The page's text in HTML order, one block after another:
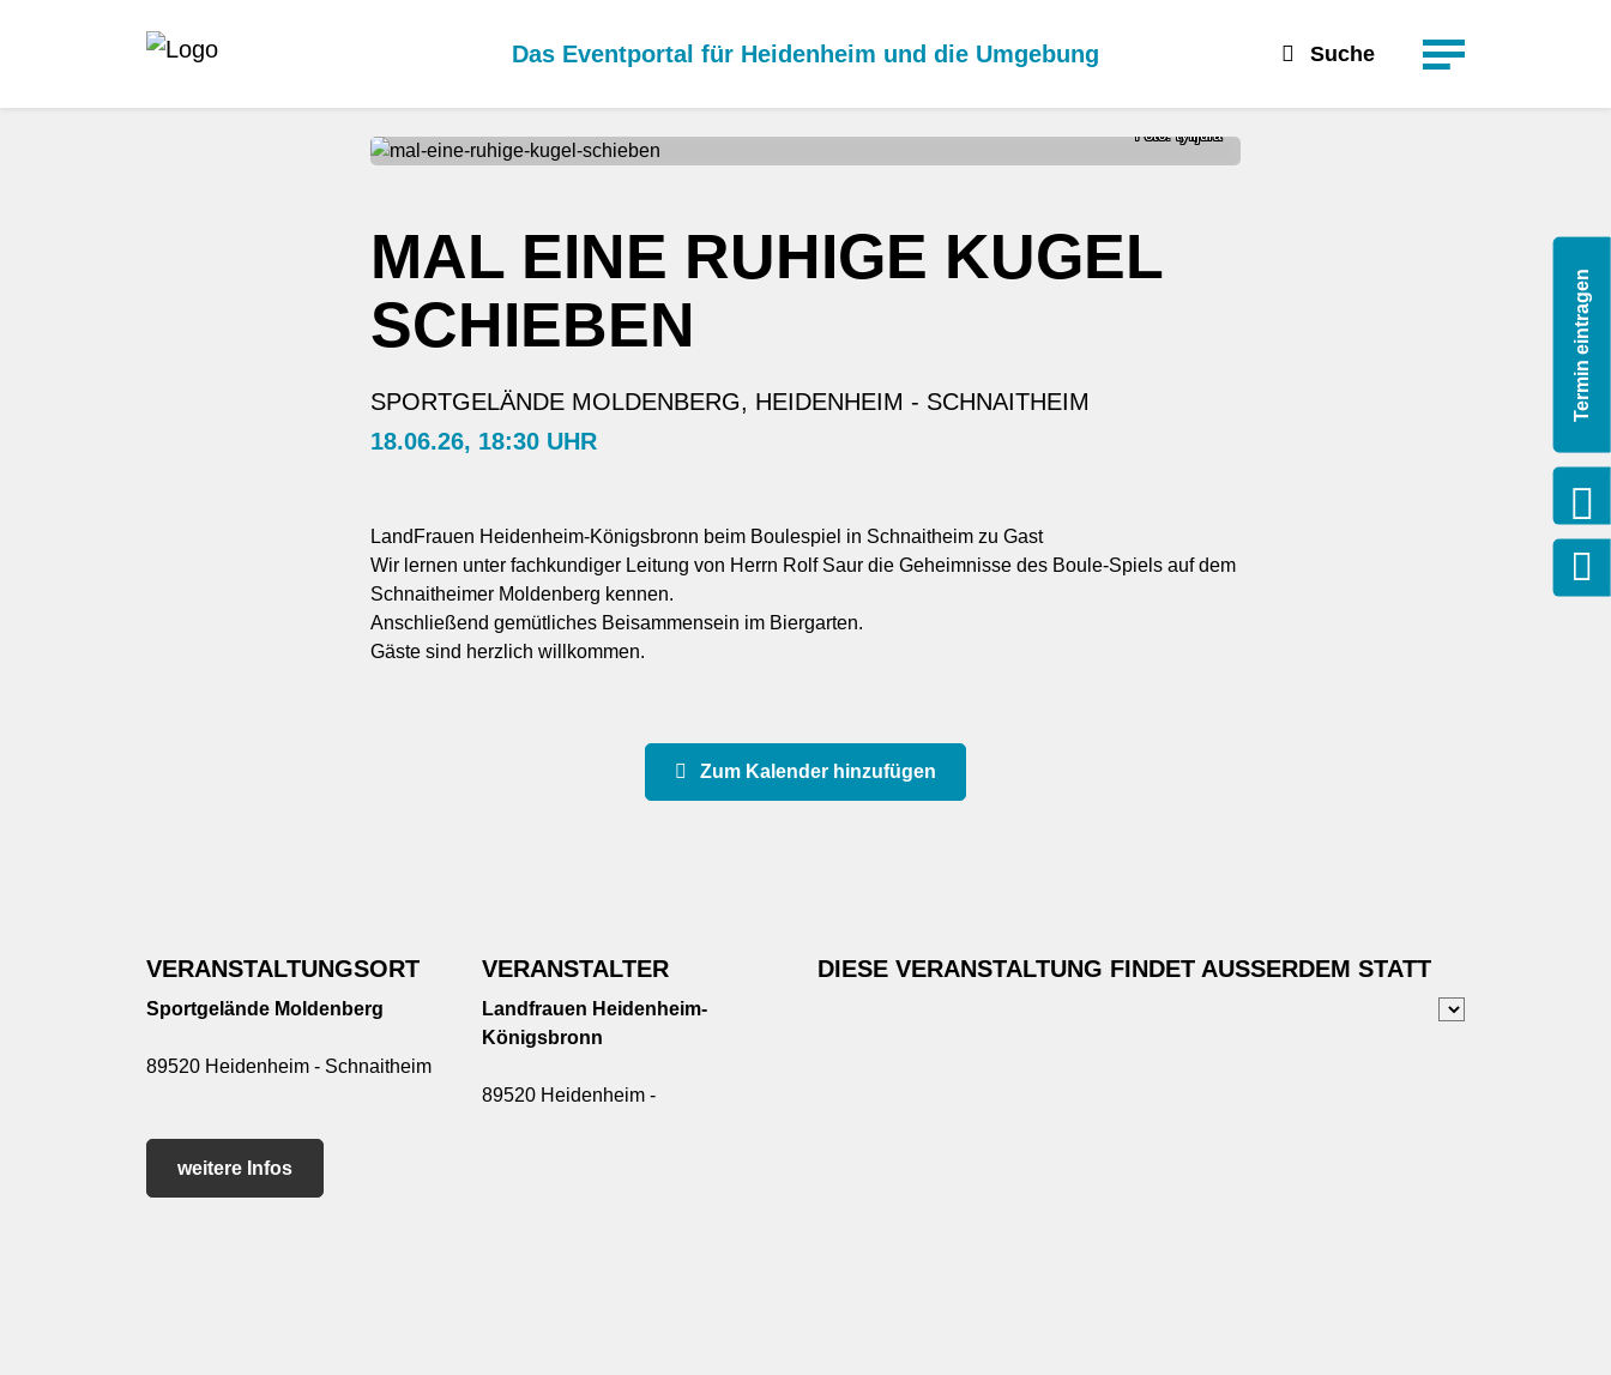
Das Eventportal für Heidenheim und die Umgebung Suche
Detailsuche
Termin eintragen
Foto: tylijura
MAL EINE RUHIGE KUGEL
SCHIEBEN
SPORTGELÄNDE MOLDENBERG, HEIDENHEIM - SCHNAITHEIM
18.06.26, 18:30 UHR
LandFrauen Heidenheim-Königsbronn beim Boulespiel in Schnaitheim zu Gast
Wir lernen unter fachkundiger Leitung von Herrn Rolf Saur die Geheimnisse des Boule-Spiels auf dem
Schnaitheimer Moldenberg kennen.
Anschließend gemütliches Beisammensein im Biergarten.
Gäste sind herzlich willkommen.
Zum Kalender hinzufügen
VERANSTALTUNGSORT
Sportgelände Moldenberg
89520 Heidenheim - Schnaitheim
VERANSTALTER
Landfrauen Heidenheim-
Königsbronn
89520 Heidenheim -
weitere Infos
DIESE VERANSTALTUNG FINDET AUSSERDEM STATT